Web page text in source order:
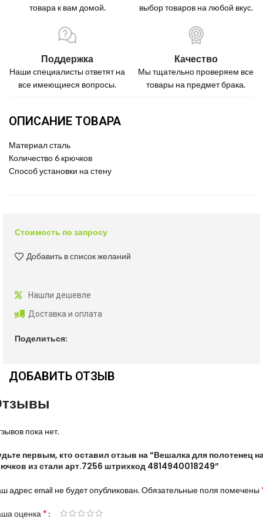
товара к вам домой.
выбор товаров на любой вкус.
Поддержка
Наши специалисты ответят на
все имеющиеся вопросы.
Качество
Мы тщательно проверяем все
товары на предмет брака.
ОПИСАНИЕ ТОВАРА
Материал сталь
Количество 6 крючков
Способ установки на стену
Стоимость по запросу
Добавить в список желаний
Нашли дешевле
Доставка и оплата
Поделиться:
ДОБАВИТЬ ОТЗЫВ
пока нет.
первым, кто оставил отзыв на “Вешалка для полотенец
из стали арт.7256 штрихкод 4814940018249”
адрес email не будет опубликован.Обязательные поля помечены
оценка *